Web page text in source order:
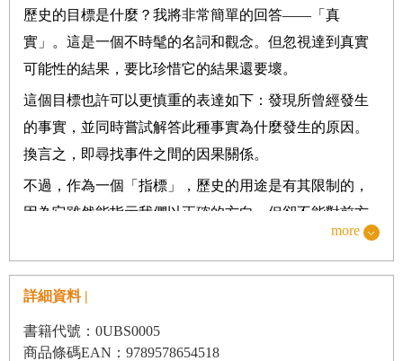
民主的約束
民主制度中的權力政治
幕後人物
獨裁的模式
獨裁心理學
第三章 戰爭與和平：當代的省思與建言
歷史的目標是什麼？我將非常簡單的回答——「真
實」。這是一個不時髦的名詞和觀念。但忽視達到真實
可能性的結果，要比珍惜它的結果還要壞。
這個目標也許可以更慎重的表達如下：發現所曾經發生
的事實，並同時嘗試解答此種事實為什麼發生的原因。
換言之，即尋找事件之間的因果關係。
不過，作為一個「指標」，歷史的用途是有其限制的，
因為它雖然能指示我們以正確的方向，但卻不能對前方
道路情況提供明細的資料。但作為一個「警告牌」的消
極價值卻是可以確定的。歷史可以指示我們應該「避
免」什麼，即令它並不能教導我們應該做些什麼——它
的方法是指出人類很容易造成和重犯的某些最普通的錯
誤。
more
詳細資料 |
書籍代號：0UBS0005
商品條碼EAN：9789578654518